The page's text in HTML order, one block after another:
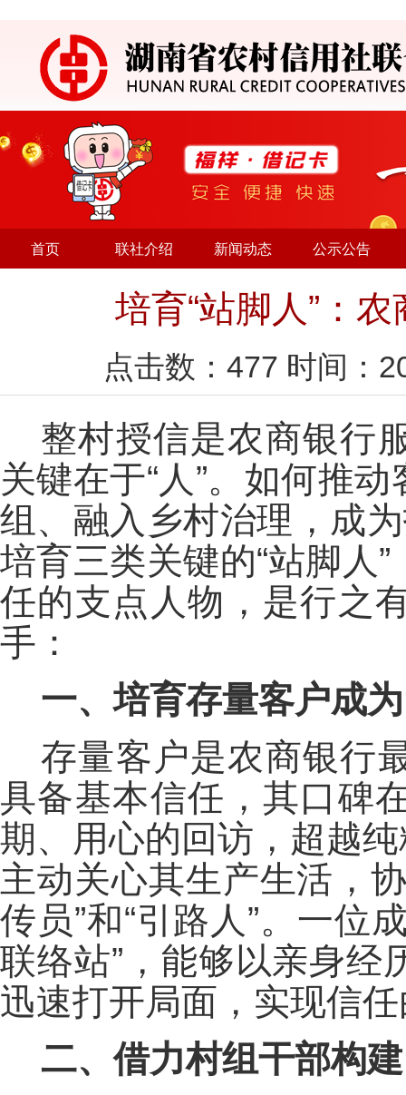
首页 联社介绍 新闻动态 公示公告
培育“站脚人”：
点击数： 477 时间：
整村授信是农商银行
关键在于“人”。如何推
组、融入乡村治理，成
培育三类关键的“站脚人
任的支点人物，是行之
手：
一、培育存量客户成
存量客户是农商银行
具备基本信任，其口碑
期、用心的回访，超越
主动关心其生产生活，
传员”和“引路人”。一位
联络站”，能够以亲身经
迅速打开局面，实现信
二、借力村组干部构